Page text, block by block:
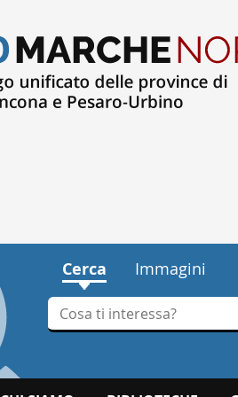
Cerca Immagini
Cerca su "Cerca"